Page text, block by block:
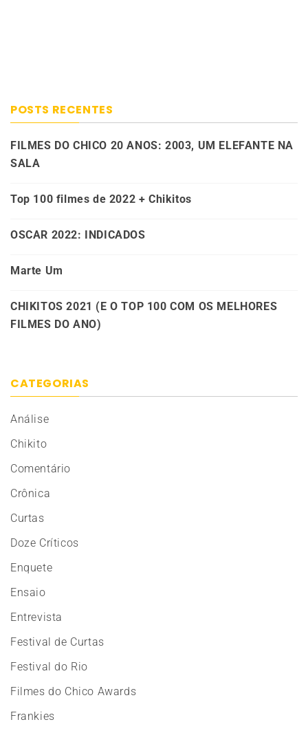
POSTS RECENTES
FILMES DO CHICO 20 ANOS: 2003, UM ELEFANTE NA
SALA
Top 100 filmes de 2022 + Chikitos
OSCAR 2022: INDICADOS
Marte Um
CHIKITOS 2021 (E O TOP 100 COM OS MELHORES
FILMES DO ANO)
CATEGORIAS
Análise
Chikito
Comentário
Crônica
Curtas
Doze Críticos
Enquete
Ensaio
Entrevista
Festival de Curtas
Festival do Rio
Filmes do Chico Awards
Frankies